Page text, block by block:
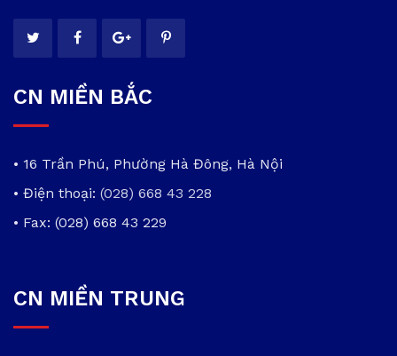
CN MIỀN BẮC
• 16 Trần Phú, Phường Hà Đông, Hà Nội
• Điện thoại: (028) 668 43 228
• Fax: (028) 668 43 229
CN MIỀN TRUNG